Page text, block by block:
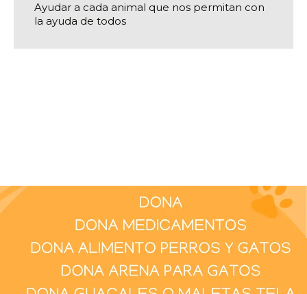
Ayudar a cada animal que nos permitan con
la ayuda de todos